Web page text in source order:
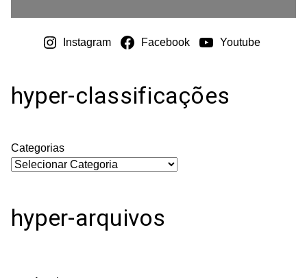
Instagram Facebook Youtube
hyper-classificações
Categorias
hyper-arquivos